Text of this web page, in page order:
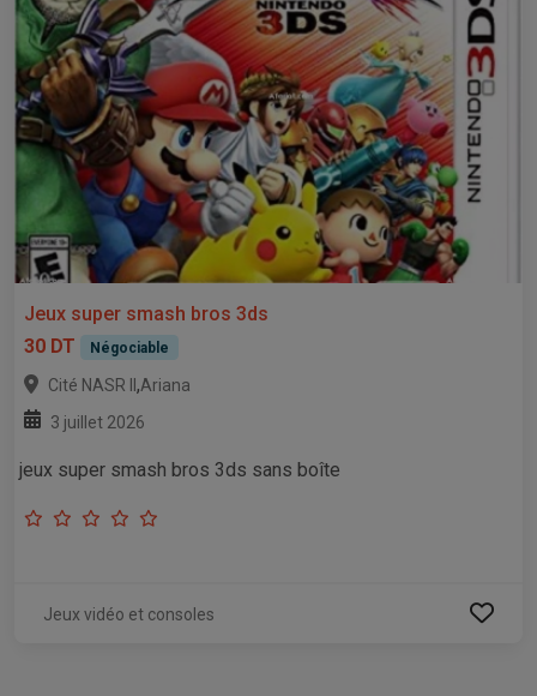
Jeux super smash bros 3ds
30 DT
Négociable
Cité NASR II ,Ariana
3 juillet 2026
jeux super smash bros 3ds sans boîte
Jeux vidéo et consoles